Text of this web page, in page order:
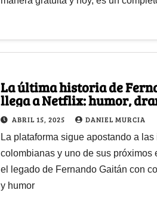
La última historia de
llega a Netflix: humor,
en Yo no soy Mendoza
ABRIL 15, 2025 DANIEL MURCIA
La plataforma sigue apostando a las
colombianas y uno de sus próximos
el legado de Fernando Gaitán con
y humor